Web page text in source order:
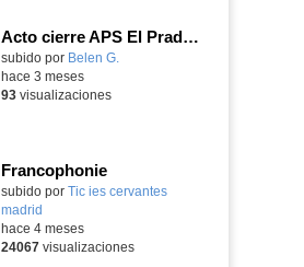
Acto cierre APS El Prado Companion - Galería de imágenes
subido por Belen G.
hace 3 meses
93visualizaciones
Francophonie
subido por Tic ies cervantes
madrid
hace 4 meses
24067visualizaciones